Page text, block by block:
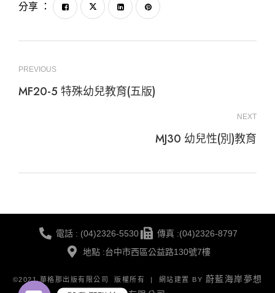
分享 ：
PREVIOUS
MF20-5 特殊幼兒教育(五版)
NEXT
MJ30 幼兒性(別)教育
電話 : (04)2326-5530
傳真 :(04)2326-8797
地點 :台中市西區公益路130號7樓
©2021 華格那出版有限公司 版權所有 | 網站建置 BY 蔚藍海岸夢想